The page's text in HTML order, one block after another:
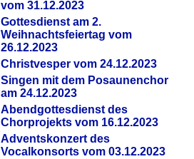
vom 31.12.2023
Gottesdienst am 2.
Weihnachtsfeiertag vom
26.12.2023
Christvesper vom 24.12.2023
Singen mit dem Posaunenchor
am 24.12.2023
Abendgottesdienst des
Chorprojekts vom 16.12.2023
Adventskonzert des
Vocalkonsorts vom 03.12.2023